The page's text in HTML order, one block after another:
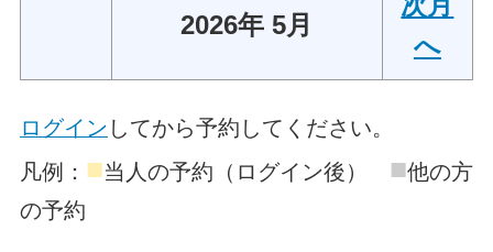
2026年 5月
次月
へ
ログイン してから予約してください。
凡例： ■当人の予約（ログイン後） ■他の方
の予約